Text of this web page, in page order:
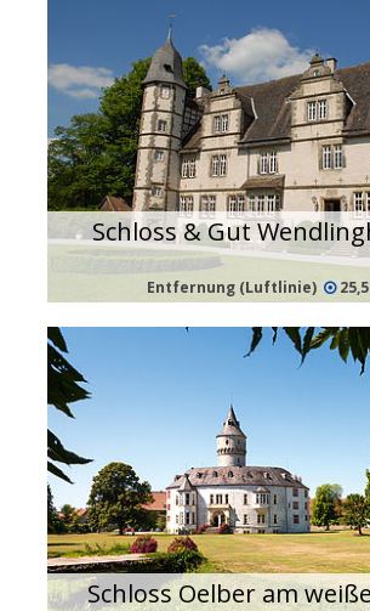
Schloss & Gut
Entfernung (Luftlinie)
Schloss Oelber am